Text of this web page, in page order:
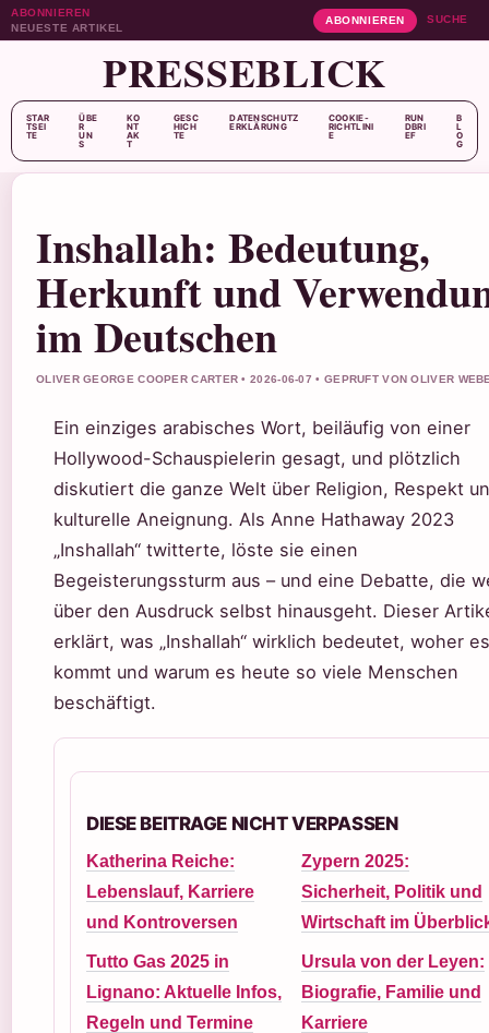
ABONNIEREN
NEUESTE ARTIKEL
ABONNIEREN SUCHE
PRESSEBLICK
STAR
TSEI
TE
ÜBE
R
UN
S
KO
NT
AK
T
GESC
HICH
TE
DATENSCHUTZ
ERKLÄRUNG
COOKIE-
RICHTLINI
E
RUN
DBRI
EF
B
L
O
G
Inshallah: Bedeutung,
Herkunft und
im Deutschen
OLIVER GEORGE COOPER CARTER • 2026-06-07 • GEPRUFT VON OLIVER
Ein einziges arabisches Wort, beiläufig von einer
Hollywood-Schauspielerin gesagt, und plötzlich
diskutiert die ganze Welt über Religion, Respekt
kulturelle Aneignung. Als Anne Hathaway 2023
„Inshallah“ twitterte, löste sie einen
Begeisterungssturm aus – und eine Debatte, die
über den Ausdruck selbst hinausgeht. Dieser
erklärt, was „Inshallah“ wirklich bedeutet, woher es
kommt und warum es heute so viele Menschen
beschäftigt.
DIESE BEITRAGE NICHT VERPASSEN
Katherina Reiche:
Lebenslauf, Karriere
und Kontroversen
Zypern 2025:
Sicherheit, Politik und
Wirtschaft im
Tutto Gas 2025 in
Lignano: Aktuelle Infos,
Regeln und Termine
Ursula von der Leyen:
Biografie, Familie und
Karriere